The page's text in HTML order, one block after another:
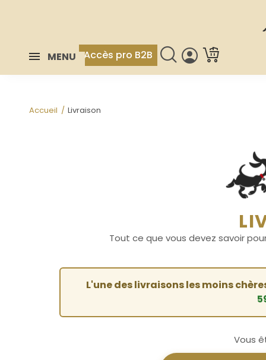
MENU Accès pro B2B
Accueil Livraison
Tout ce que vous devez savoir
L'une des livraisons les moins
Vous